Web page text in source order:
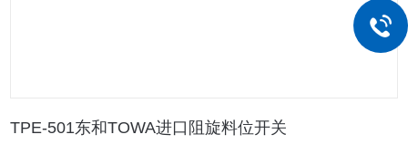
TPE-501东和TOWA进口阻旋料位开关